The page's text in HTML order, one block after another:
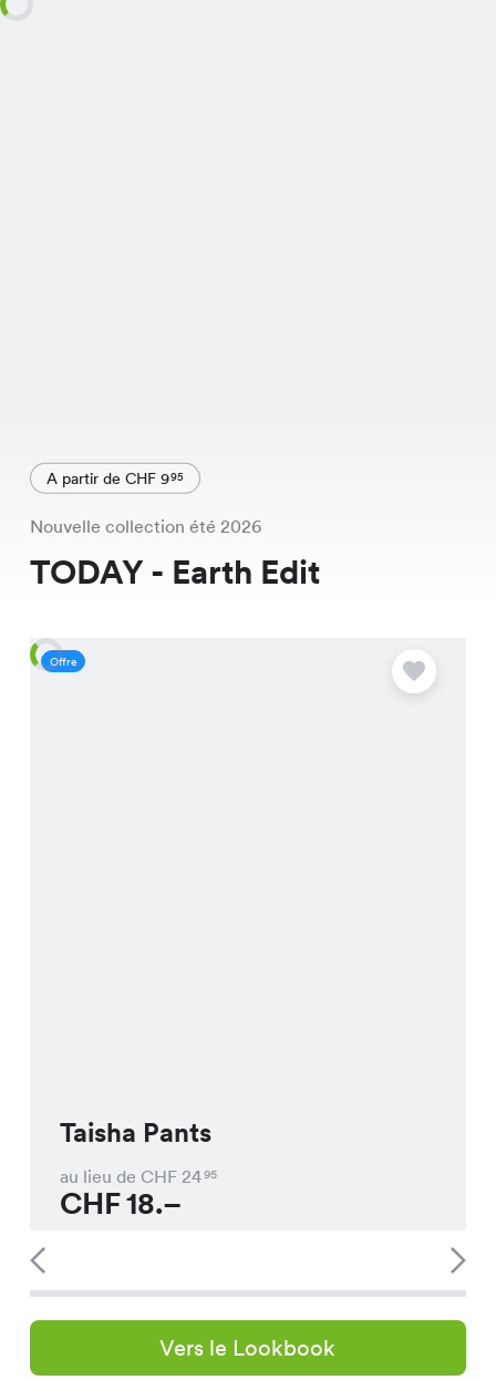
A partir de CHF 995
Nouvelle collection été 2026
TODAY - Earth Edit
Offre
Taisha Pants
au lieu de CHF 2495
CHF18.–
Vers le Lookbook